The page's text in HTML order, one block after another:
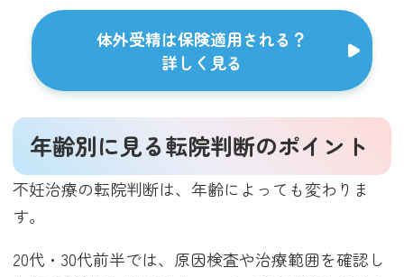
体外受精は保険適用される？
詳しく見る
年齢別に見る転院判断のポイント
不妊治療の転院判断は、年齢によっても変わりま
す。
20代・30代前半では、原因検査や治療範囲を確認し